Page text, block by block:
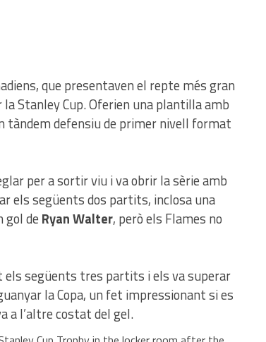
que presentaven el repte més gran
Stanley Cup. Oferien una plantilla amb
tàndem defensiu de primer nivell format
per a sortir viu i va obrir la sèrie amb
els següents dos partits, inclosa una
gol de Ryan Walter, però els Flames no
els següents tres partits i els va superar
la Copa, un fet impressionant si es
a l’altre costat del gel.